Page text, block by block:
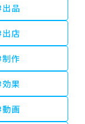
出品
出店
制作
果
動画